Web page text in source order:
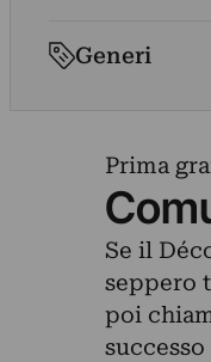
Generi
Prima
Se il
seppero
poi